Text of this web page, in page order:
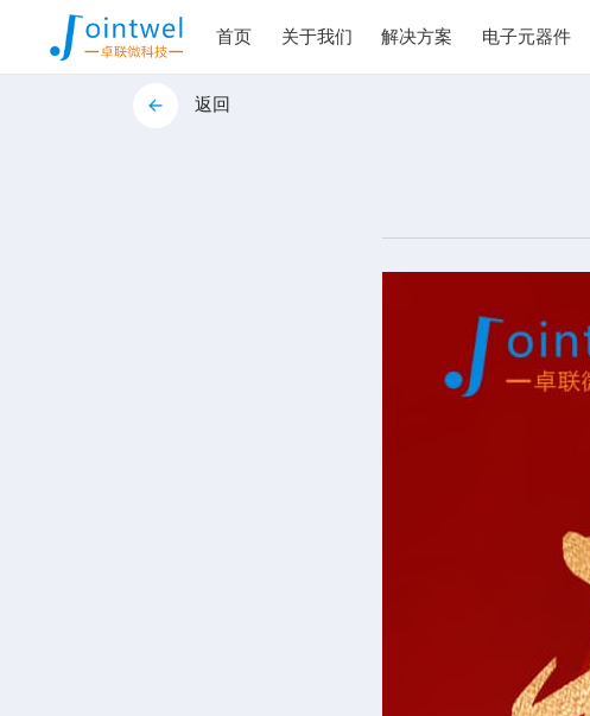
首页 关于我们 解决方案 电子元器件
返回